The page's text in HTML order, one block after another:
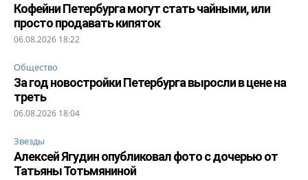
Кофейни Петербурга могут стать чайными, или
просто продавать кипяток
06.08.2026 18:22
Общество
За год новостройки Петербурга выросли в цене на
треть
06.08.2026 18:04
Звезды
Алексей Ягудин опубликовал фото с дочерью от
Татьяны Тотьмяниной